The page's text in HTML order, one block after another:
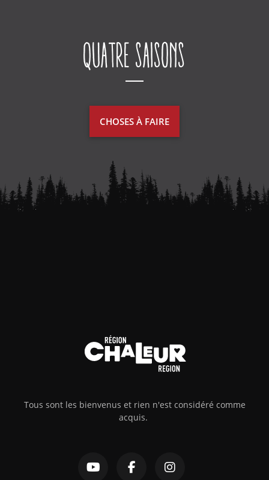
Quatre saisons
CHOSES À FAIRE
Tous sont les bienvenus et rien n'est considéré comme
acquis.